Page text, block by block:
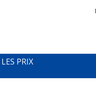
LES PRIX